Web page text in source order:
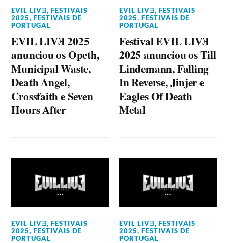
EVIL LIVƎ,FESTIVAIS
2025,FESTIVAIS DE
PORTUGAL
EVIL LIVƎ 2025
anunciou os Opeth,
Municipal Waste,
Death Angel,
Crossfaith e Seven
Hours After
EVIL LIVƎ,FESTIVAIS
2025,FESTIVAIS DE
PORTUGAL
Festival EVIL LIVƎ
2025 anunciou os Till
Lindemann, Falling
In Reverse, Jinjer e
Eagles Of Death
Metal
EVIL LIVƎ,FESTIVAIS
2025,FESTIVAIS DE
PORTUGAL
EVIL LIVƎ,FESTIVAIS
2025,FESTIVAIS DE
PORTUGAL